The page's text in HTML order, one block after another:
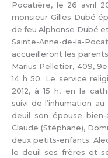
Pocatière, le 26 avril
monsieur Gilles Dubé
de feu Alphonse Dubé
Sainte-Anne-de-la-
accueilleront les
Marius Pelletier, 409,
14 h 50. Le service
2012, à 15 h, en la
suivi de l’inhumation
deuil son épouse
Claude (Stéphane),
deux petits-enfants:
le deuil ses frères et